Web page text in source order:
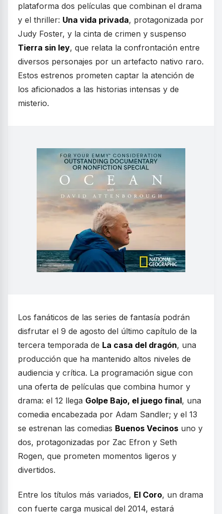
plataforma dos películas que combinan el drama
y el thriller: Una vida privada, protagonizada por
Judy Foster, y la cinta de crimen y suspenso
Tierra sin ley, que relata la confrontación entre
diversos personajes por un artefacto nativo raro.
Estos estrenos prometen captar la atención de
los aficionados a las historias intensas y de
misterio.
Los fanáticos de las series de fantasía podrán
disfrutar el 9 de agosto del último capítulo de la
tercera temporada de La casa del dragón, una
producción que ha mantenido altos niveles de
audiencia y crítica. La programación sigue con
una oferta de películas que combina humor y
drama: el 12 llega Golpe Bajo, el juego final, una
comedia encabezada por Adam Sandler; y el 13
se estrenan las comedias Buenos Vecinos uno y
dos, protagonizadas por Zac Efron y Seth
Rogen, que prometen momentos ligeros y
divertidos.
Entre los títulos más variados, El Coro, un drama
con fuerte carga musical del 2014, estará